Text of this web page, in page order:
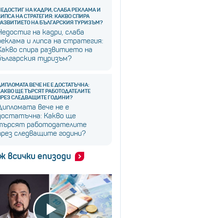
НА КАДРИ, СЛАБА РЕКЛАМА И
НА СТРАТЕГИЯ: КАКВО СПИРА
НА БЪЛГАРСКИЯ ТУРИЗЪМ?
на кадри, слаба
и липса на стратегия:
спира развитието на
туризъм?
ВЕЧЕ НЕ Е ДОСТАТЪЧНА:
ЩЕ ТЪРСЯТ РАБОТОДАТЕЛИТЕ
СЛЕДВАЩИТЕ ГОДИНИ?
вече не е
Какво ще
работодателите
следващите години?
всички епизоди